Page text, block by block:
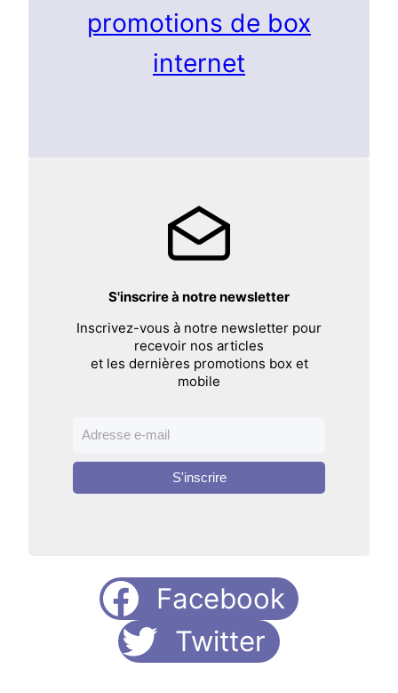
promotions de box
internet
S'inscrire à notre newsletter
Inscrivez-vous à notre newsletter pour
recevoir nos articles
et les dernières promotions box et
mobile
S'inscrire
Facebook
Twitter